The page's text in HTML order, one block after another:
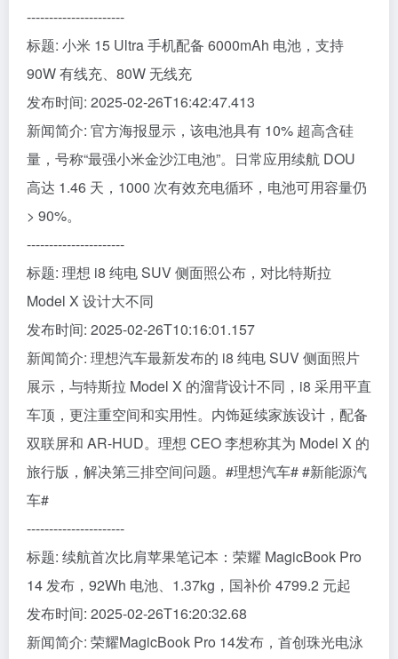
----------------------
标题: 小米 15 Ultra 手机配备 6000mAh 电池，支持
90W 有线充、80W 无线充
发布时间: 2025-02-26T16:42:47.413
新闻简介: 官方海报显示，该电池具有 10% 超高含硅
量，号称“最强小米金沙江电池”。日常应用续航 DOU
高达 1.46 天，1000 次有效充电循环，电池可用容量仍
> 90%。
----------------------
标题: 理想 i8 纯电 SUV 侧面照公布，对比特斯拉
Model X 设计大不同
发布时间: 2025-02-26T10:16:01.157
新闻简介: 理想汽车最新发布的 i8 纯电 SUV 侧面照片
展示，与特斯拉 Model X 的溜背设计不同，i8 采用平直
车顶，更注重空间和实用性。内饰延续家族设计，配备
双联屏和 AR-HUD。理想 CEO 李想称其为 Model X 的
旅行版，解决第三排空间问题。#理想汽车# #新能源汽
车#
----------------------
标题: 续航首次比肩苹果笔记本：荣耀 MagicBook Pro
14 发布，92Wh 电池、1.37kg，国补价 4799.2 元起
发布时间: 2025-02-26T16:20:32.68
新闻简介: 荣耀MagicBook Pro 14发布，首创珠光电泳